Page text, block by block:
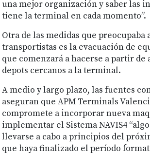
una mejor organización y saber las
tiene la terminal en cada momento”.
Otra de las medidas que preocupaba
transportistas es la evacuación de
que comenzará a hacerse a partir de
depots cercanos a la terminal.
A medio y largo plazo, las fuentes
aseguran que APM Terminals
compromete a incorporar nueva
implementar el Sistema NAVIS4
llevarse a cabo a principios del
que haya finalizado el período